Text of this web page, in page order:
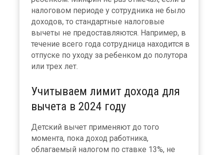
налоговом периоде у сотрудника не было
доходов, то стандартные налоговые
вычеты не предоставляются. Например, в
течение всего года сотрудница находится в
отпуске по уходу за ребенком до полутора
или трех лет.
Учитываем лимит дохода для
вычета в 2024 году
Детский вычет применяют до того
момента, пока доход работника,
облагаемый налогом по ставке 13%, не